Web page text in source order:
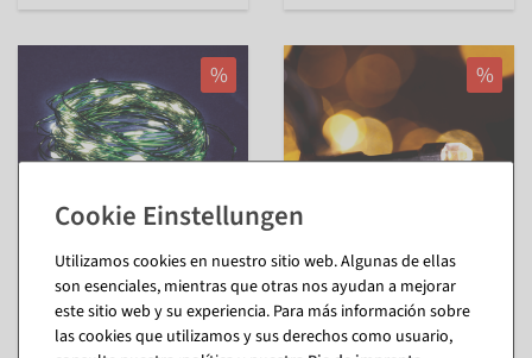
%
Cadena de luces LED para
árboles de Navidad, 4
ramales de 4 m cada uno
%
Cadena de luces a pilas
intermitentes con
temporizador, para exterior,
15 m
Utilizamos cookies en nuestro sitio web. Algunas de ellas
son esenciales, mientras que otras nos ayudan a mejorar
este sitio web y su experiencia. Para más información sobre
las cookies que utilizamos y sus derechos como usuario,